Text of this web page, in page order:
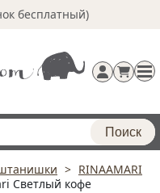
бесплатный)
Регистрация
Поиск
RINAAMARI
Светлый кофе